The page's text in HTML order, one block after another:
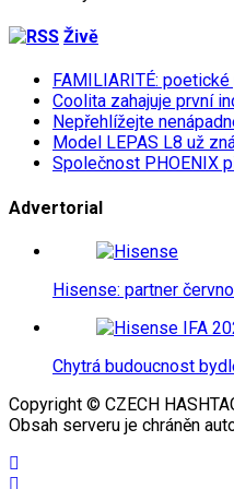
Živě
FAMILIARITÉ:
Coolita zahajuje první
Nepřehlížejte
Model LEPAS L8 už
Společnost PHOENIX
Advertorial
Hisense: partner
Chytrá budoucnost
Copyright © CZECH
Obsah serveru je chráněn